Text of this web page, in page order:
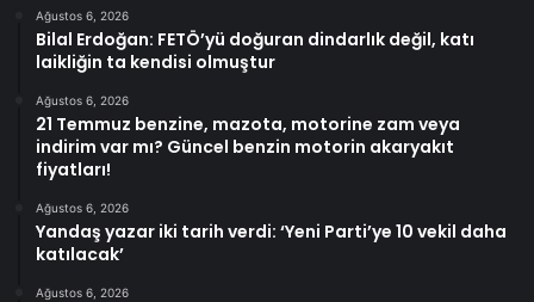
Ağustos 6, 2026
Bilal Erdoğan: FETÖ’yü doğuran dindarlık değil, katı
laikliğin ta kendisi olmuştur
Ağustos 6, 2026
21 Temmuz benzine, mazota, motorine zam veya
indirim var mı? Güncel benzin motorin akaryakıt
fiyatları!
Ağustos 6, 2026
Yandaş yazar iki tarih verdi: ‘Yeni Parti’ye 10 vekil daha
katılacak’
Ağustos 6, 2026